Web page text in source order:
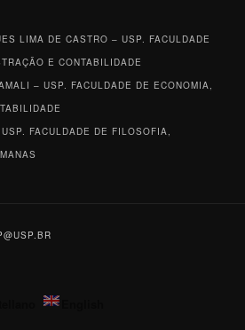
LIMA DE CASTRO – USP. FACULDADE
E CONTABILIDADE
–USP. FACULDADE DE ECONOMIA,
USP. FACULDADE DE FILOSOFIA,